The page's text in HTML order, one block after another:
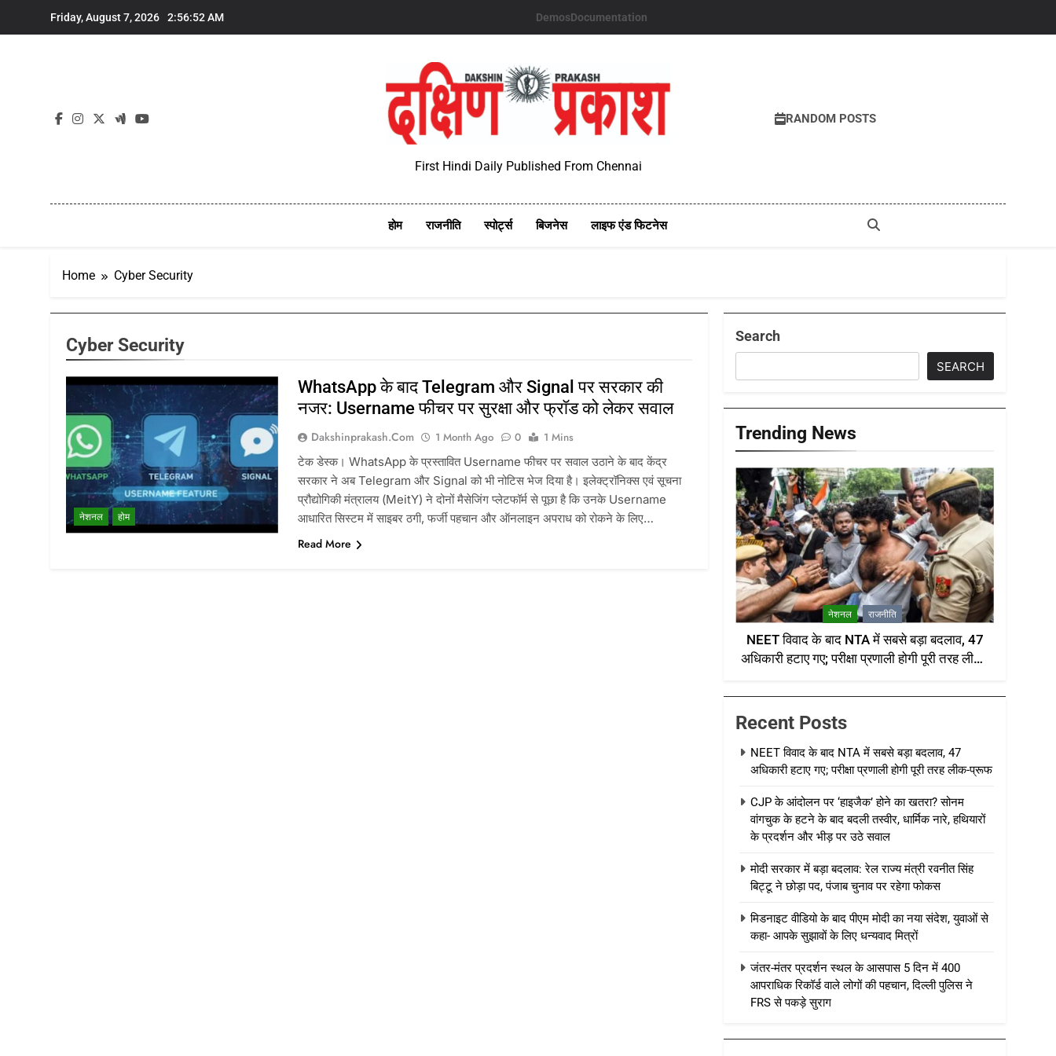
Friday, August 7, 2026 2:56:53 AM DemosDocumentation
First Hindi Daily Published From Chennai
RANDOM POSTS
होम राजनीति स्पोर्ट्स बिजनेस लाइफ एंड फिटनेस
Home Cyber Security
Cyber Security
नेशनल होम
WhatsApp के बाद Telegram और Signal पर सरकार की
नजर: Username फीचर पर सुरक्षा और फ्रॉड को लेकर सवाल
Dakshinprakash.com 1 Month Ago 0
1 Mins
टेक डेस्क। WhatsApp के प्रस्तावित Username फीचर पर सवाल उठाने के बाद केंद्र
सरकार ने अब Telegram और Signal को भी नोटिस भेज दिया है। इलेक्ट्रॉनिक्स एवं सूचना
प्रौद्योगिकी मंत्रालय (MeitY) ने दोनों मैसेजिंग प्लेटफॉर्म से पूछा है कि उनके Username
आधारित सिस्टम में साइबर ठगी, फर्जी पहचान और ऑनलाइन अपराध को रोकने के लिए…
Read More
Search
SEARCH
Trending News
नेशनल राजनीति
NEET विवाद के बाद NTA में सबसे बड़ा बदलाव, 47
अधिकारी हटाए गए; परीक्षा प्रणाली होगी पूरी तरह लीक-
Recent Posts
NEET विवाद के बाद NTA में सबसे बड़ा बदलाव, 47
अधिकारी हटाए गए; परीक्षा प्रणाली होगी पूरी तरह लीक-प्रूफ
CJP के आंदोलन पर ‘हाइजैक’ होने का खतरा? सोनम
वांगचुक के हटने के बाद बदली तस्वीर, धार्मिक नारे, हथियारों
के प्रदर्शन और भीड़ पर उठे सवाल
मोदी सरकार में बड़ा बदलाव: रेल राज्य मंत्री रवनीत सिंह
बिट्टू ने छोड़ा पद, पंजाब चुनाव पर रहेगा फोकस
मिडनाइट वीडियो के बाद पीएम मोदी का नया संदेश, युवाओं से
कहा- आपके सुझावों के लिए धन्यवाद मित्रों
जंतर-मंतर प्रदर्शन स्थल के आसपास 5 दिन में 400
आपराधिक रिकॉर्ड वाले लोगों की पहचान, दिल्ली पुलिस ने
FRS से पकड़े सुराग